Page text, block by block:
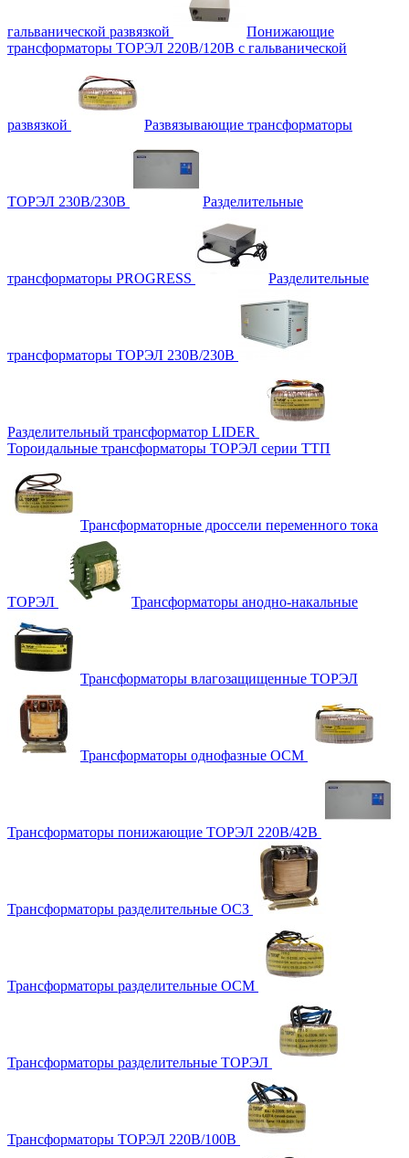
гальванической развязкой
Понижающие
трансформаторы ТОРЭЛ 220В/120В с гальванической
развязкой Развязывающие трансформаторы
ТОРЭЛ 230В/230В Разделительные
трансформаторы PROGRESS Разделительные
трансформаторы ТОРЭЛ 230В/230В
Разделительный трансформатор LIDER
Тороидальные трансформаторы ТОРЭЛ серии ТТП
Трансформаторные дроссели переменного тока
ТОРЭЛ Трансформаторы анодно-накальные
Трансформаторы влагозащищенные ТОРЭЛ
Трансформаторы однофазные ОСМ
Трансформаторы понижающие ТОРЭЛ 220В/42В
Трансформаторы разделительные ОСЗ
Трансформаторы разделительные ОСМ
Трансформаторы разделительные ТОРЭЛ
Трансформаторы ТОРЭЛ 220В/100В